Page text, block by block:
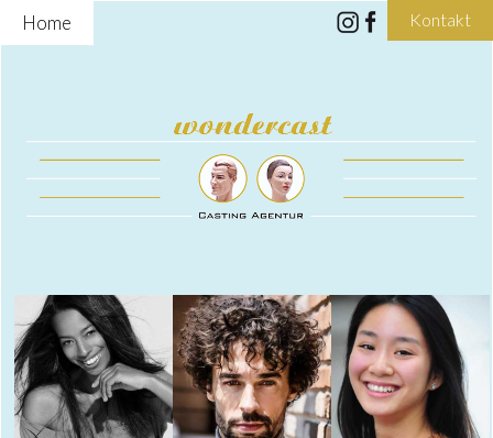
Home Kontakt